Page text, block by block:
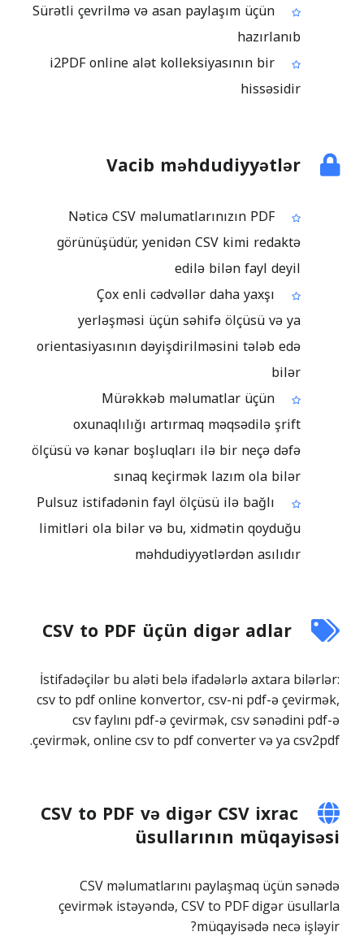
Sürətli çevrilmə və asan paylaşım üçün
hazırlanıb
i2PDF online alət kolleksiyasının bir
hissəsidir
Vacib məhdudiyyətlər
Nəticə CSV məlumatlarınızın PDF
görünüşüdür, yenidən CSV kimi redaktə
edilə bilən fayl deyil
Çox enli cədvəllər daha yaxşı
yerləşməsi üçün səhifə ölçüsü və ya
orientasiyasının dəyişdirilməsini tələb edə
bilər
Mürəkkəb məlumatlar üçün
oxunaqlılığı artırmaq məqsədilə şrift
ölçüsü və kənar boşluqları ilə bir neçə dəfə
sınaq keçirmək lazım ola bilər
Pulsuz istifadənin fayl ölçüsü ilə bağlı
limitləri ola bilər və bu, xidmətin qoyduğu
məhdudiyyətlərdən asılıdır
CSV to PDF üçün digər adlar
İstifadəçilər bu aləti belə ifadələrlə axtara bilərlər:
csv to pdf online konvertor, csv-ni pdf-ə çevirmək,
csv faylını pdf-ə çevirmək, csv sənədini pdf-ə
çevirmək, online csv to pdf converter və ya csv2pdf.
CSV to PDF və digər CSV ixrac
üsullarının müqayisəsi
CSV məlumatlarını paylaşmaq üçün sənədə
çevirmək istəyəndə, CSV to PDF digər üsullarla
müqayisədə necə işləyir?